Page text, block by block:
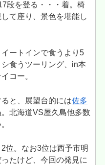
段を登る・・・着。椅
て座り、景色を堪能し
ートインで食うより5
食うツーリング、in本
コー。
と、展望台的には佐多
北海道VS屋久島他多数
位。なお3位は西予市明
たけど、今回の発見に